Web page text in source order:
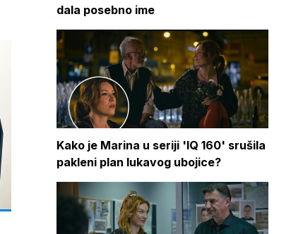
dala posebno ime
Kako je Marina u seriji 'IQ 160' srušila
pakleni plan lukavog ubojice?